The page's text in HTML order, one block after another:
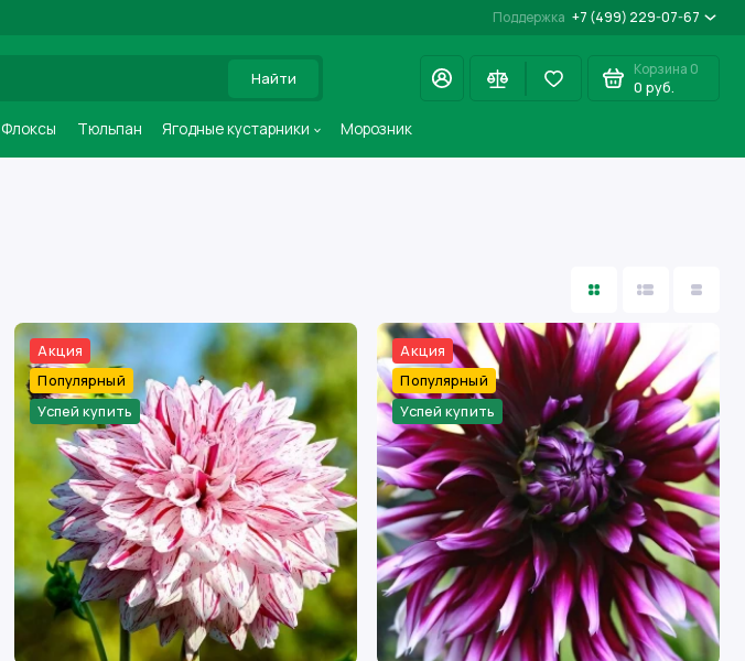
Поддержка +7 (499) 229-07-67
Найти Корзина 0
0 руб.
Флоксы Тюльпан Ягодные кустарники Морозник
Акция
Популярный
Успей купить
Акция
Популярный
Успей купить